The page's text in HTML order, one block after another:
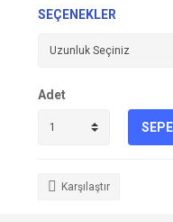
SEÇENEKLER
Adet
Karşılaştır